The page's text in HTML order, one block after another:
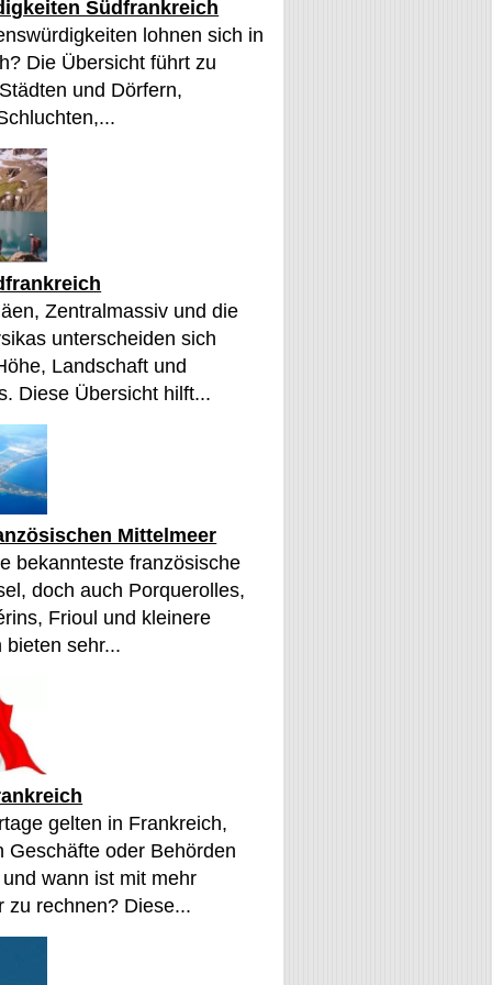
Südfrankreich
lohnen sich in
Die Übersicht führt zu
und Dörfern,
Zentralmassiv und die
unterscheiden sich
Landschaft und
Diese Übersicht hilft...
Mittelmeer
bekannteste französische
doch auch Porquerolles,
Frioul und kleinere
bieten sehr...
gelten in Frankreich,
Geschäfte oder Behörden
wann ist mit mehr
zu rechnen? Diese...